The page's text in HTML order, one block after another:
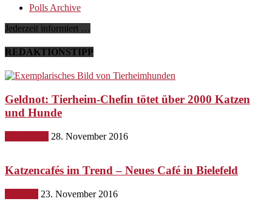
Polls Archive
Jederzeit informiert …
REDAKTIONSTIPP
Geldnot: Tierheim-Chefin tötet über 2000 Katzen
und Hunde
28. November 2016
Katzencafés im Trend – Neues Café in Bielefeld
23. November 2016